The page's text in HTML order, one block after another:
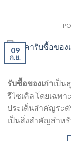
09
ก.ย.
รับซื้อของเก่าเป็น
รีไซเคิล โดยเฉพ
ประเด็นสำคัญระ
เป็นสิ่งสำคัญสำห